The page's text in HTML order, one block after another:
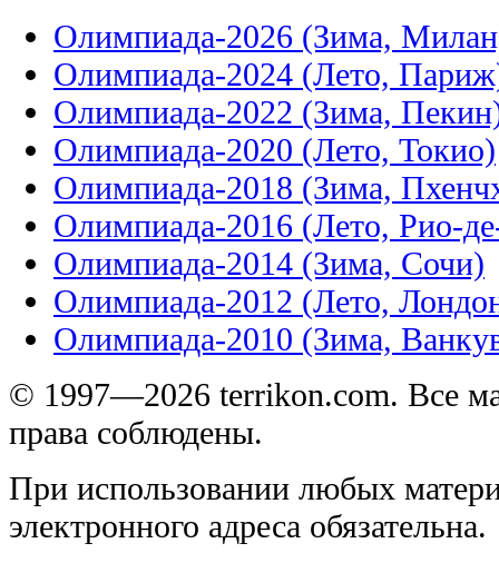
Олимпиада-2026 (Зима,
Олимпиада-2024 (Лето,
Олимпиада-2022 (Зима,
Олимпиада-2020 (Лето, Токио)
Олимпиада-2018 (Зима,
Олимпиада-2016 (Лето, Рио-
Олимпиада-2014 (Зима, Сочи)
Олимпиада-2012 (Лето,
Олимпиада-2010 (Зима,
© 1997—2026 terrikon.com. Все
права соблюдены.
При использовании любых
электронного адреса обязательна.